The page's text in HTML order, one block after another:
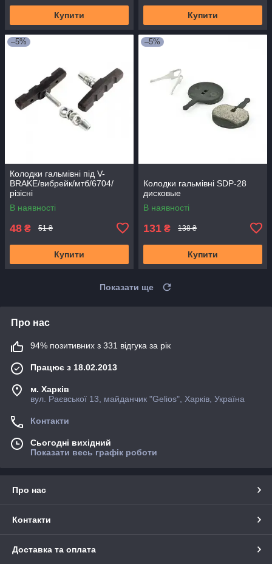
Купити Купити
–5%
Колодки гальмівні під V-
BRAKE/вибрейк/мтб/6704/
різісні
В наявності
48 ₴ 51 ₴
Купити
–5%
Колодки гальмівні SDP-28
дисковые
В наявності
131 ₴ 138 ₴
Купити
Показати ще
Про нас
94% позитивних з 331 відгука за рік
Працює з 18.02.2013
м. Харків
вул. Раєвської 13, майданчик "Gelios", Харків, Україна
Контакти
Сьогодні вихідний
Показати весь графік роботи
Про нас
Контакти
Доставка та оплата